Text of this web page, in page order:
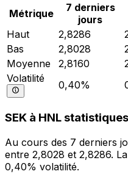
Métrique
7 derniers
jours
Haut
2,8286
Bas
2,8028
Moyenne
2,8160
Volatilité
0,40%
SEK à HNL statistiques
Au cours des 7 derniers
entre 2,8028 et 2,8286.
0,40% volatilité.